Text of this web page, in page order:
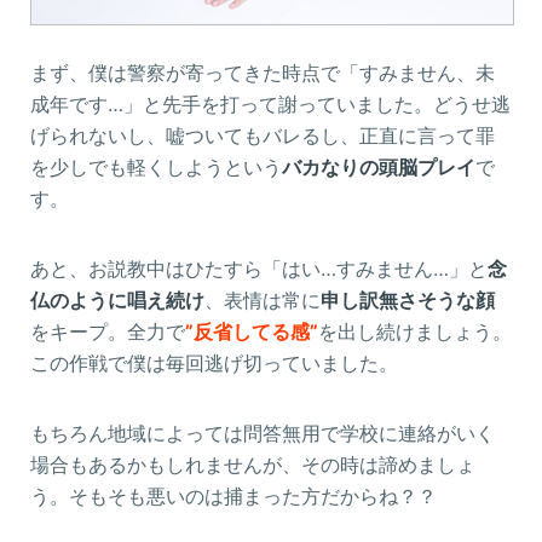
まず、僕は警察が寄ってきた時点で「すみません、未
成年です…」と先手を打って謝っていました。どうせ逃
げられないし、嘘ついてもバレるし、正直に言って罪
を少しでも軽くしようというバカなりの頭脳プレイで
す。
あと、お説教中はひたすら「はい…すみません…」と念
仏のように唱え続け、表情は常に申し訳無さそうな顔
をキープ。全力で”反省してる感”を出し続けましょう。
この作戦で僕は毎回逃げ切っていました。
もちろん地域によっては問答無用で学校に連絡がいく
場合もあるかもしれませんが、その時は諦めましょ
う。そもそも悪いのは捕まった方だからね？？